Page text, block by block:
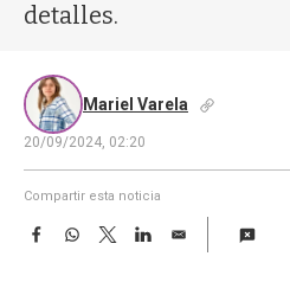
detalles.
Mariel Varela
20/09/2024, 02:20
Compartir esta noticia
F
W
T
w
L
E